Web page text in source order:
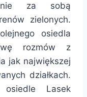
za sobą
zielonych.
osiedla
rozmów z
jak największej
działkach.
Lasek